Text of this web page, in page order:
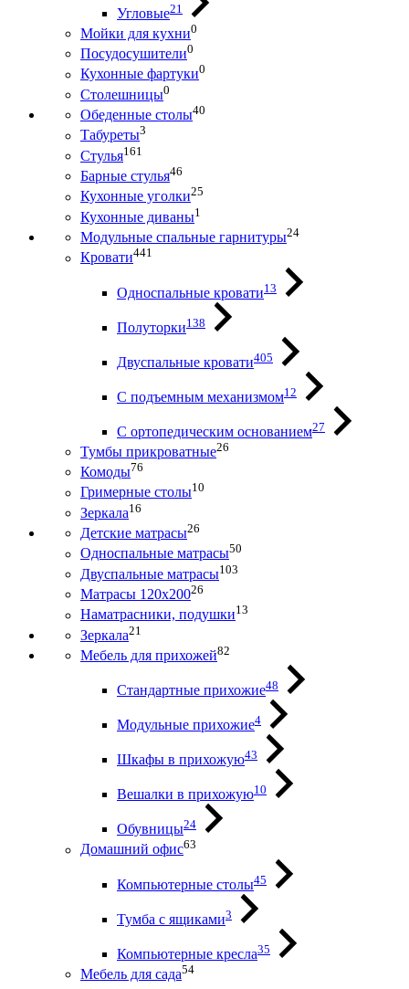
Угловые21
Мойки для кухни0
Посудосушители0
Кухонные фартуки0
Столешницы0
Обеденные столы40
Табуреты3
Стулья161
Барные стулья46
Кухонные уголки25
Кухонные диваны1
Модульные спальные гарнитуры24
Кровати441
Односпальные кровати13
Полуторки138
Двуспальные кровати405
С подъемным механизмом12
С ортопедическим основанием27
Тумбы прикроватные26
Комоды76
Гримерные столы10
Зеркала16
Детские матрасы26
Односпальные матрасы50
Двуспальные матрасы103
Матрасы 120х20026
Наматрасники, подушки13
Зеркала21
Мебель для прихожей82
Стандартные прихожие48
Модульные прихожие4
Шкафы в прихожую43
Вешалки в прихожую10
Обувницы24
Домашний офис63
Компьютерные столы45
Тумба с ящиками3
Компьютерные кресла35
Мебель для сада54